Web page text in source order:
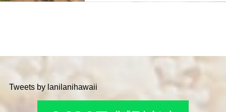
Tweets by lanilanihawaii